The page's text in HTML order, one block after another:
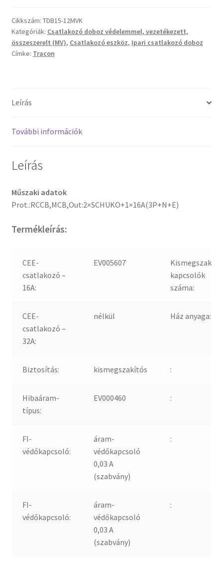
Cikkszám: TDB15-12MVK
Kategóriák: Csatlakozó doboz védelemmel, vezetékezett,
összeszerelt (MV), Csatlakozó eszköz, Ipari csatlakozó doboz
Címke: Tracon
Leírás
További információk
Leírás
Műszaki adatok
Prot.:RCCB,MCB,Out:2×SCHUKO+1×16A(3P+N+E)
Termékleírás:
CEE-
csatlakozó –
16A:
EV005607
Kismegszakító
kapcsolók
száma:
CEE-
csatlakozó –
32A:
nélkül Ház anyaga:
Biztosítás: kismegszakítós :
Hibaáram-
típus:
EV000460 :
FI-
védőkapcsoló:
áram-
védőkapcsoló
0,03 A
(szabvány)
:
FI-
védőkapcsoló:
áram-
védőkapcsoló
0,03 A
(szabvány)
: